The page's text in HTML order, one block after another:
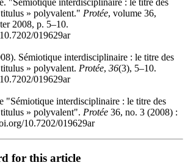
"Sémiotique interdisciplinaire : le titre des
» polyvalent." Protée, volume 36,
2008, p. 5–10.
019629ar
Sémiotique interdisciplinaire : le titre des
» polyvalent. Protée, 36(3), 5–10.
019629ar
"Sémiotique interdisciplinaire : le titre des
» polyvalent". Protée 36, no. 3 (2008) :
10.7202/019629ar
for this article